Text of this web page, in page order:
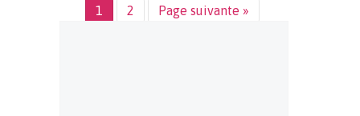
1 2 Page suivante »